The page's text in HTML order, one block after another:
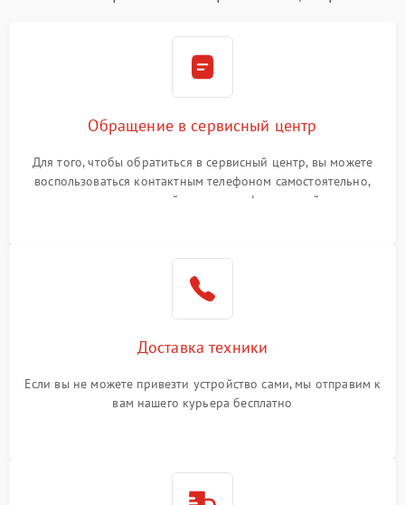
Обращение в сервисный центр
Для того, чтобы обратиться в сервисный центр, вы можете
воспользоваться контактным телефоном самостоятельно,
или оставить свой номер телефона на сайте
Доставка техники
Если вы не можете привезти устройство сами, мы отправим к
вам нашего курьера бесплатно